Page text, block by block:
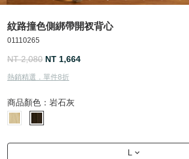
紋路撞色側綁帶開衩背心
01110265
NT 2,080 NT 1,664
熱銷精選．單件8折
商品顏色： 岩石灰
L